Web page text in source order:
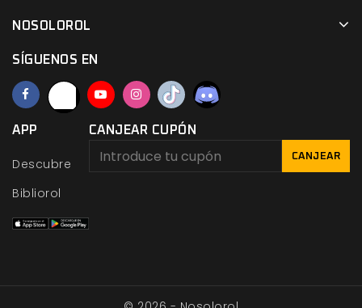
NOSOLOROL
SÍGUENOS EN
APP
Descubre
Bibliorol
CANJEAR CUPÓN
CANJEAR